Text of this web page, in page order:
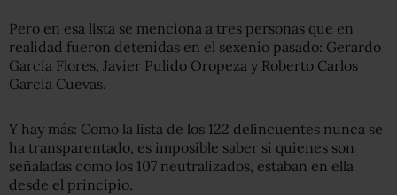
Pero en esa lista se menciona a tres personas que en
realidad fueron detenidas en el sexenio pasado: Gerardo
García Flores, Javier Pulido Oropeza y Roberto Carlos
García Cuevas.
Y hay más: Como la lista de los 122 delincuentes nunca se
ha transparentado, es imposible saber si quienes son
señaladas como los 107 neutralizados, estaban en ella
desde el principio.